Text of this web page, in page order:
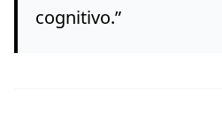
cognitivo.”